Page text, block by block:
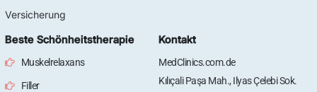
Versicherung
Beste Schönheitstherapie
Muskelrelaxans
Filler
Kontakt
MedClinics.com.de
Kılıçali Paşa Mah., Ilyas Çelebi Sok.